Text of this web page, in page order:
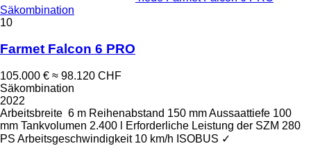
Säkombination
10
Farmet Falcon 6 PRO
105.000 € ≈ 98.120 CHF
Säkombination
2022
Arbeitsbreite 6 m Reihenabstand 150 mmAussaattiefe 100
mm Tankvolumen 2.400 l Erforderliche Leistung der SZM 280
PS Arbeitsgeschwindigkeit 10 km/h ISOBUS ✓